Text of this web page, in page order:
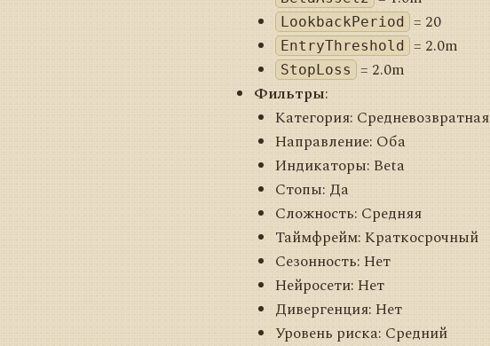
LookbackPeriod = 20
EntryThreshold = 2.0m
StopLoss = 2.0m
Фильтры:
Категория: Средневозвратная
Направление: Оба
Индикаторы: Beta
Стопы: Да
Сложность: Средняя
Таймфрейм: Краткосрочный
Сезонность: Нет
Нейросети: Нет
Дивергенция: Нет
Уровень риска: Средний